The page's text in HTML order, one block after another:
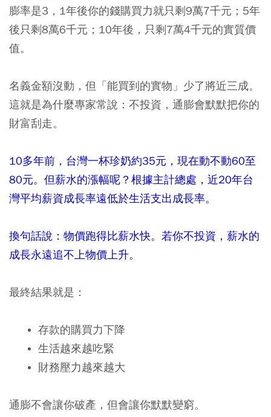
膨率是3，1年後你的錢購買力就只剩9萬7千元；5年
後只剩8萬6千元；10年後，只剩7萬4千元的實質價
值。
名義金額沒動，但「能買到的實物」少了將近三成。
這就是為什麼專家常說：不投資，通膨會默默把你的
財富刮走。
10多年前，台灣一杯珍奶約35元，現在動不動60至
80元。但薪水的漲幅呢？根據主計總處，近20年台
灣平均薪資成長率遠低於生活支出成長率。
換句話說：物價跑得比薪水快。若你不投資，薪水的
成長永遠追不上物價上升。
最終結果就是：
存款的購買力下降
生活越來越吃緊
財務壓力越來越大
通膨不會讓你破產，但會讓你默默變窮。